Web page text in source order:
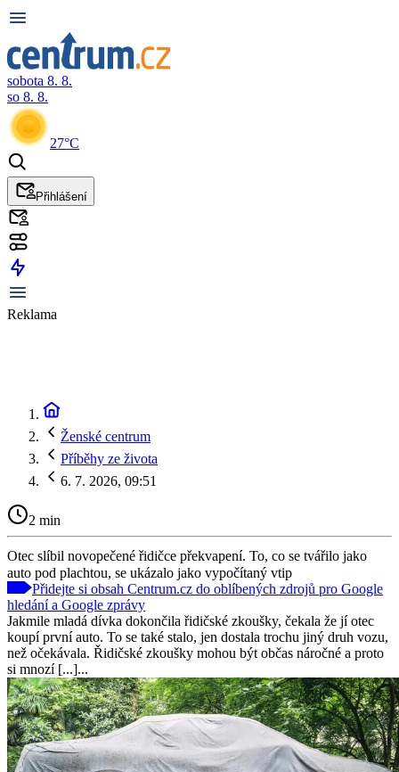
sobota 8. 8.
so 8. 8.
27°C
Přihlášení
Reklama
Ženské centrum
Příběhy ze života
6. 7. 2026, 09:51
2 min
Otec slíbil novopečené řidičce překvapení. To, co se tvářilo jako
auto pod plachtou, se ukázalo jako vypočítaný vtip
Přidejte si obsah Centrum.cz do oblíbených zdrojů pro Google
hledání a Google zprávy
Jakmile mladá dívka dokončila řidičské zkoušky, čekala že jí otec
koupí první auto. To se také stalo, jen dostala trochu jiný druh vozu,
než očekávala. Řidičské zkoušky mohou být občas náročné a proto
si mnozí [...]...